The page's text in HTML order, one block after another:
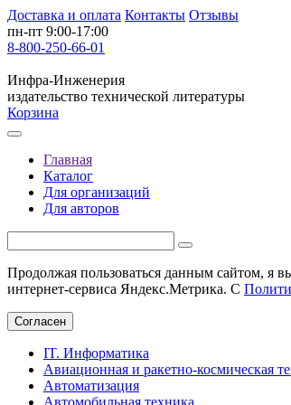
Доставка и оплата Контакты Отзывы
пн-пт 9:00-17:00
8-800-250-66-01
Инфра-Инженерия
издательство технической литературы
Корзина
Главная
Каталог
Для организаций
Для авторов
Продолжая пользоваться данным сайтом, я
интернет-сервиса Яндекс.Метрика. С
Согласен
IT. Информатика
Авиационная и ракетно-космическая
Автоматизация
Автомобильная техника